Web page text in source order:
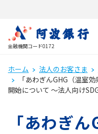
金融機関コード0172
ホーム 法人のお客さま
「あわぎんGHG（温室
開始について ～法人向け
「あわぎ